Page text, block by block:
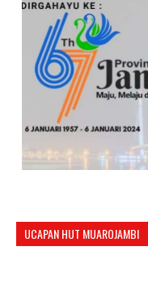
UCAPAN HUT MUAROJAMBI